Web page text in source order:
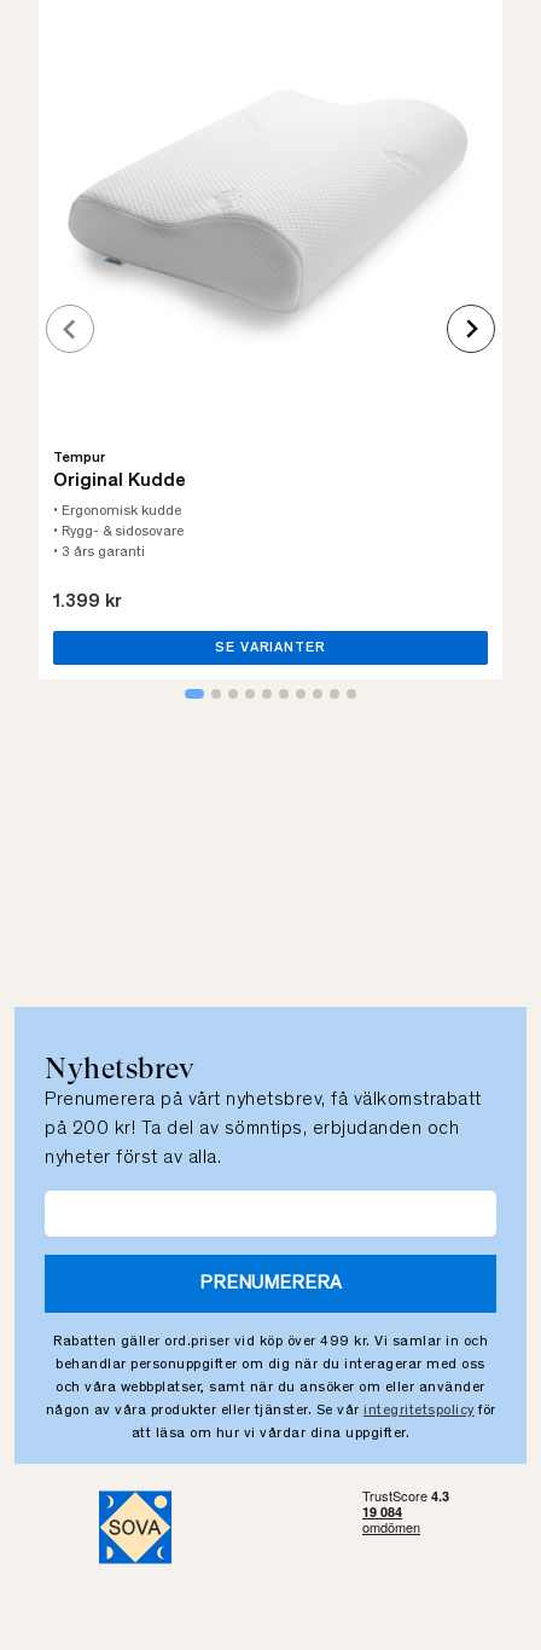
Tempur
Original Kudde
• Ergonomisk kudde
• Rygg- & sidosovare
• 3 års garanti
1.399 kr
SE VARIANTER
Nyhetsbrev
Prenumerera på vårt nyhetsbrev, få välkomstrabatt
på 200 kr! Ta del av sömntips, erbjudanden och
nyheter först av alla.
PRENUMERERA
Rabatten gäller ord.priser vid köp över 499 kr. Vi samlar in och
behandlar personuppgifter om dig när du interagerar med oss
och våra webbplatser, samt när du ansöker om eller använder
någon av våra produkter eller tjänster. Se vår integritetspolicy för
att läsa om hur vi vårdar dina uppgifter.